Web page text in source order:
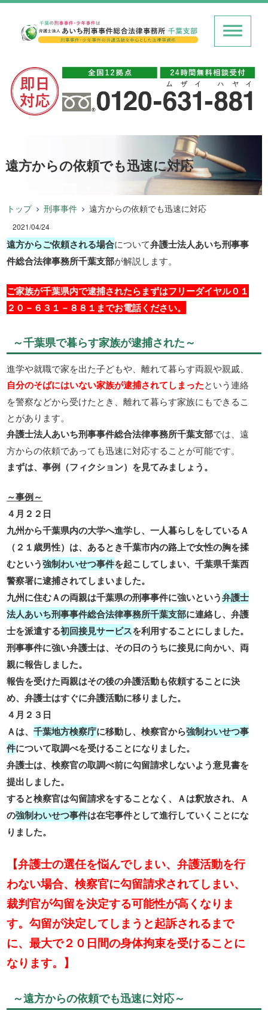
遠方からの依頼でも迅速に対応
トップ 刑事事件 遠方からの依頼でも迅速に対応
2021/04/24
遠方からご依頼される場合について弁護士法人あいち刑事事
件総合法律事務所千葉支部が解説します。
ご家族が千葉県内で逮捕されたらまずはフリーダイヤル０１
２０－６３１－８８１までお電話ください。
～千葉県で暮らす家族が逮捕された～
進学や就職で家を出た子どもや、離れて暮らす両親や親戚、
自分のそばにはいない家族が逮捕されてしまったという連絡
を警察などから受けたとき、離れて暮らす家族にもできるこ
とがあります。
弁護士法人あいち刑事事件総合法律事務所千葉支部では、遠
方からの依頼であっても迅速に対応することが可能です。
まずは、事例（フィクション）を見てみましょう。
～事例～
４月２２日
九州から千葉県内の大学へ進学し、一人暮らしをしているＡ
（２１歳男性）は、あるとき千葉市内の路上で女性の胸を揉
むという強制わいせつ事件を起こしてしまい、千葉県千葉西
警察署に逮捕されてしまいました。
九州に住むＡの両親は千葉県の刑事事件に強いという弁護士
法人あいち刑事事件総合法律事務所千葉支部に連絡し、弁護
士を派遣する初回接見サービスを利用することにしました。
刑事事件に強い弁護士は、その日のうちに接見に向かい、両
親に報告しました。
報告を受けた両親はその後の弁護活動も依頼することに決
め、弁護士はすぐに弁護活動に移りました。
４月２３日
Ａは、千葉地方検察庁に移動し、検察官から強制わいせつ事
件について取調べを受けることになりました。
弁護士は、検察官の取調べ前に勾留請求しないよう意見書を
提出しました。
すると検察官は勾留請求をすることなく、Ａは釈放され、Ａ
の強制わいせつ事件は在宅事件として進行していくことにな
りました。
【弁護士の選任を悩んでしまい、弁護活動を行
わない場合、検察官に勾留請求されてしまい、
裁判官が勾留を決定する可能性が高くなりま
す。勾留が決定してしまうと起訴されるまで
に、最大で２０日間の身体拘束を受けることに
なります。】
～遠方からの依頼でも迅速に対応～